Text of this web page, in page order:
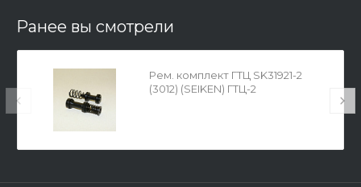
Ранее вы смотрели
Рем. комплект ГТЦ SK31921-2
(3012) (SEIKEN) ГТЦ-2